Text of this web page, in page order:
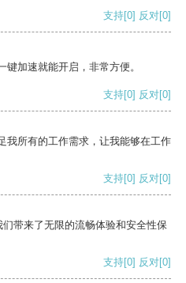
支持[0] 反对[0]
加速就能开启，非常方便。
支持[0] 反对[0]
我所有的工作需求，让我能够在工作
支持[0] 反对[0]
带来了无限的流畅体验和安全性保
支持[0] 反对[0]